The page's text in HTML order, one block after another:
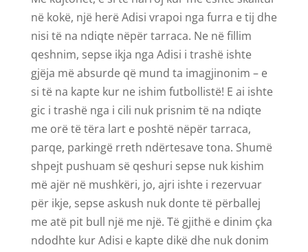
në kokë, një herë Adisi vrapoi nga furra e tij dhe
nisi të na ndiqte nëpër tarraca. Ne në fillim
qeshnim, sepse ikja nga Adisi i trashë ishte
gjëja më absurde që mund ta imagjinonim – e
si të na kapte kur ne ishim futbollistë! E ai ishte
gic i trashë nga i cili nuk prisnim të na ndiqte
me orë të tëra lart e poshtë nëpër tarraca,
parqe, parkingë rreth ndërtesave tona. Shumë
shpejt pushuam së qeshuri sepse nuk kishim
më ajër në mushkëri, jo, ajri ishte i rezervuar
për ikje, sepse askush nuk donte të përballej
me atë pit bull një me një. Të gjithë e dinim çka
ndodhte kur Adisi e kapte dikë dhe nuk donim